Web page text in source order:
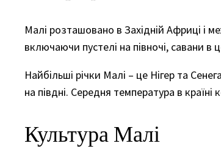
Малі розташовано в Західній Африці і
включаючи пустелі на півночі, савани в
Найбільші річки Малі – це Нігер та
на півдні. Середня температура в країні
Культура Малі